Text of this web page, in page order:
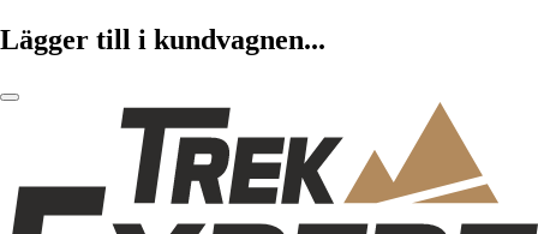
Lägger till i kundvagnen...